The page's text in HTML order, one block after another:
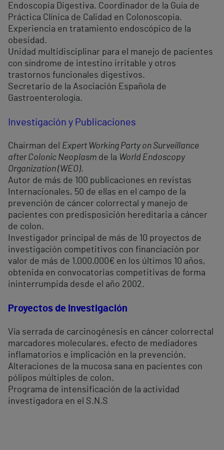
Endoscopia Digestiva. Coordinador de la Guía de
Práctica Clínica de Calidad en Colonoscopia.
Experiencia en tratamiento endoscópico de la
obesidad.
Unidad multidisciplinar para el manejo de pacientes
con síndrome de intestino irritable y otros
trastornos funcionales digestivos.
Secretario de la Asociación Española de
Gastroenterología.
Investigación y Publicaciones
Chairman del Expert Working Party on Surveillance
after Colonic Neoplasm de la World Endoscopy
Organization (WEO).
Autor de más de 100 publicaciones en revistas
Internacionales, 50 de ellas en el campo de la
prevención de cáncer colorrectal y manejo de
pacientes con predisposición hereditaria a cáncer
de colon.
Investigador principal de más de 10 proyectos de
investigación competitivos con financiación por
valor de más de 1.000.000€ en los últimos 10 años,
obtenida en convocatorias competitivas de forma
ininterrumpida desde el año 2002.
Proyectos de Investigación
Vía serrada de carcinogénesis en cáncer colorrectal
marcadores moleculares, efecto de mediadores
inflamatorios e implicación en la prevención.
Alteraciones de la mucosa sana en pacientes con
pólipos múltiples de colon.
Programa de intensificación de la actividad
investigadora en el S.N.S